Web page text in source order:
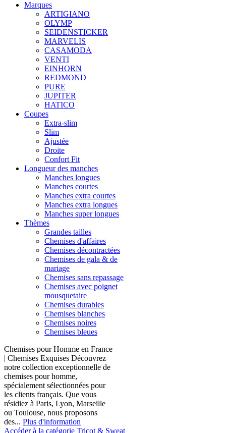
Marques
ARTIGIANO
OLYMP
SEIDENSTICKER
MARVELIS
CASAMODA
VENTI
EINHORN
REDMOND
PURE
JUPITER
HATICO
Coupes
Extra-slim
Slim
Ajustée
Droite
Confort Fit
Longueur des manches
Manches longues
Manches courtes
Manches extra courtes
Manches extra longues
Manches super longues
Thèmes
Grandes tailles
Chemises d'affaires
Chemises décontractées
Chemises de gala & de
mariage
Chemises sans repassage
Chemises avec poignet
mousquetaire
Chemises durables
Chemises blanches
Chemises noires
Chemises bleues
Chemises pour Homme en France
| Chemises Exquises Découvrez
notre collection exceptionnelle de
chemises pour homme,
spécialement sélectionnées pour
les clients français. Que vous
résidiez à Paris, Lyon, Marseille
ou Toulouse, nous proposons
des... Plus d'information
Accéder à la catégorie Tricot & Sweat